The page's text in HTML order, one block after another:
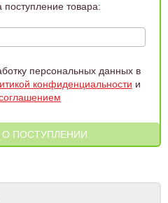
поступление товара:
персональных данных в
конфиденциальности и